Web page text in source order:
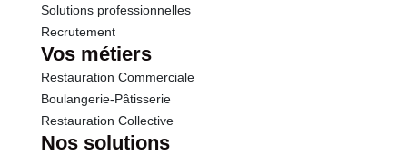
Solutions professionnelles
Recrutement
Vos métiers
Restauration Commerciale
Boulangerie-Pâtisserie
Restauration Collective
Nos solutions